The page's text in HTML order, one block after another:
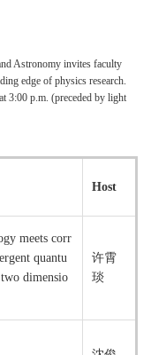
Astronomy invites faculty
edge of physics research.
3:00 p.m. (preceded by light
Host
meets corr
quantu
dimensio
许霄
琰